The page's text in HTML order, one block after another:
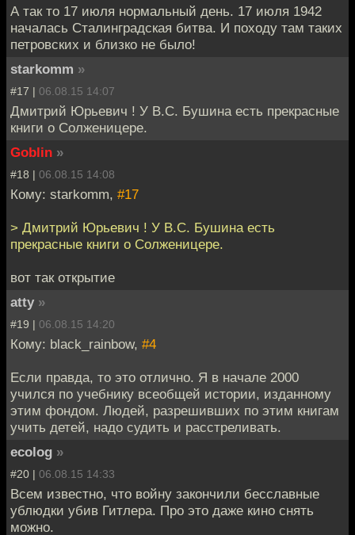
А так то 17 июля нормальный день. 17 июля 1942
началась Сталинградская битва. И походу там таких
петровских и близко не было!
starkomm »
#17 | 06.08.15 14:07
Дмитрий Юрьевич ! У В.С. Бушина есть прекрасные
книги о Солженицере.
Goblin »
#18 | 06.08.15 14:08
Кому: starkomm, #17
> Дмитрий Юрьевич ! У В.С. Бушина есть
прекрасные книги о Солженицере.
вот так открытие
atty »
#19 | 06.08.15 14:20
Кому: black_rainbow, #4
Если правда, то это отлично. Я в начале 2000
учился по учебнику всеобщей истории, изданному
этим фондом. Людей, разрешивших по этим книгам
учить детей, надо судить и расстреливать.
ecolog »
#20 | 06.08.15 14:33
Всем известно, что войну закончили бесславные
ублюдки убив Гитлера. Про это даже кино снять
можно.